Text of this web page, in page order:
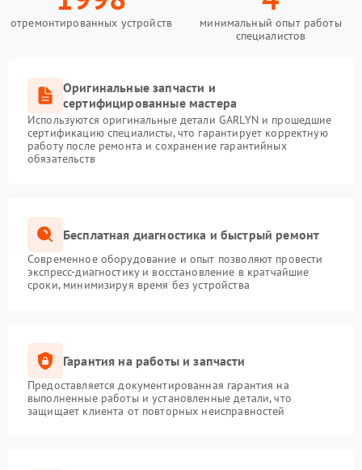
отремонтированных устройств
минимальный опыт работы
специалистов
Оригинальные запчасти и
сертифицированные мастера
Используются оригинальные детали GARLYN и прошедшие
сертификацию специалисты, что гарантирует корректную
работу после ремонта и сохранение гарантийных
обязательств
Бесплатная диагностика и быстрый ремонт
Современное оборудование и опыт позволяют провести
экспресс-диагностику и восстановление в кратчайшие
сроки, минимизируя время без устройства
Гарантия на работы и запчасти
Предоставляется документированная гарантия на
выполненные работы и установленные детали, что
защищает клиента от повторных неисправностей